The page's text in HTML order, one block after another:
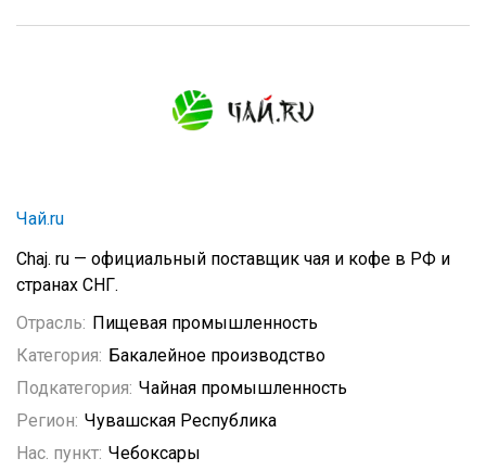
Чай.ru
Chаj. ru — официальный поставщик чая и кофе в РФ и
странах СНГ.
Отрасль: Пищевая промышленность
Категория: Бакалейное производство
Подкатегория: Чайная промышленность
Регион: Чувашская Республика
Нас. пункт: Чебоксары